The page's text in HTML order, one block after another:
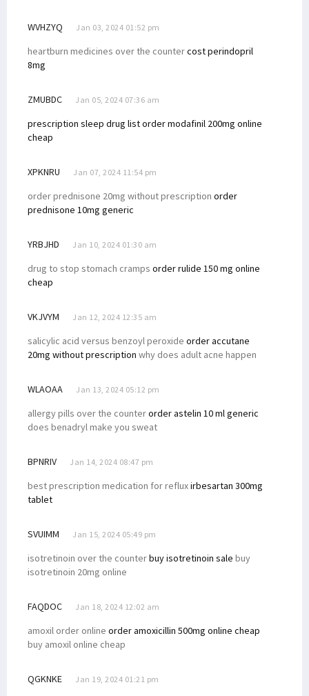
WVHZYQ Jan 03, 2024 01:52 pm
heartburn medicines over the countercost perindopril
8mg
ZMUBDC Jan 05, 2024 07:36 am
prescription sleep drug listorder modafinil 200mg online
cheap
XPKNRU Jan 07, 2024 11:54 pm
order prednisone 20mg without prescription order
prednisone 10mg generic
YRBJHD Jan 10, 2024 01:30 am
drug to stop stomach cramps order rulide 150 mg online
cheap
VKJVYM Jan 12, 2024 12:35 am
salicylic acid versus benzoyl peroxide order accutane
20mg without prescription why does adult acne happen
WLAOAA Jan 13, 2024 05:12 pm
allergy pills over the counterorder astelin 10 ml generic
does benadryl make you sweat
BPNRIV Jan 14, 2024 08:47 pm
best prescription medication for refluxirbesartan 300mg
tablet
SVUIMM Jan 15, 2024 05:49 pm
isotretinoin over the counterbuy isotretinoin sale buy
isotretinoin 20mg online
FAQDOC Jan 18, 2024 12:02 am
amoxil order online order amoxicillin 500mg online cheap
buy amoxil online cheap
QGKNKE Jan 19, 2024 01:21 pm